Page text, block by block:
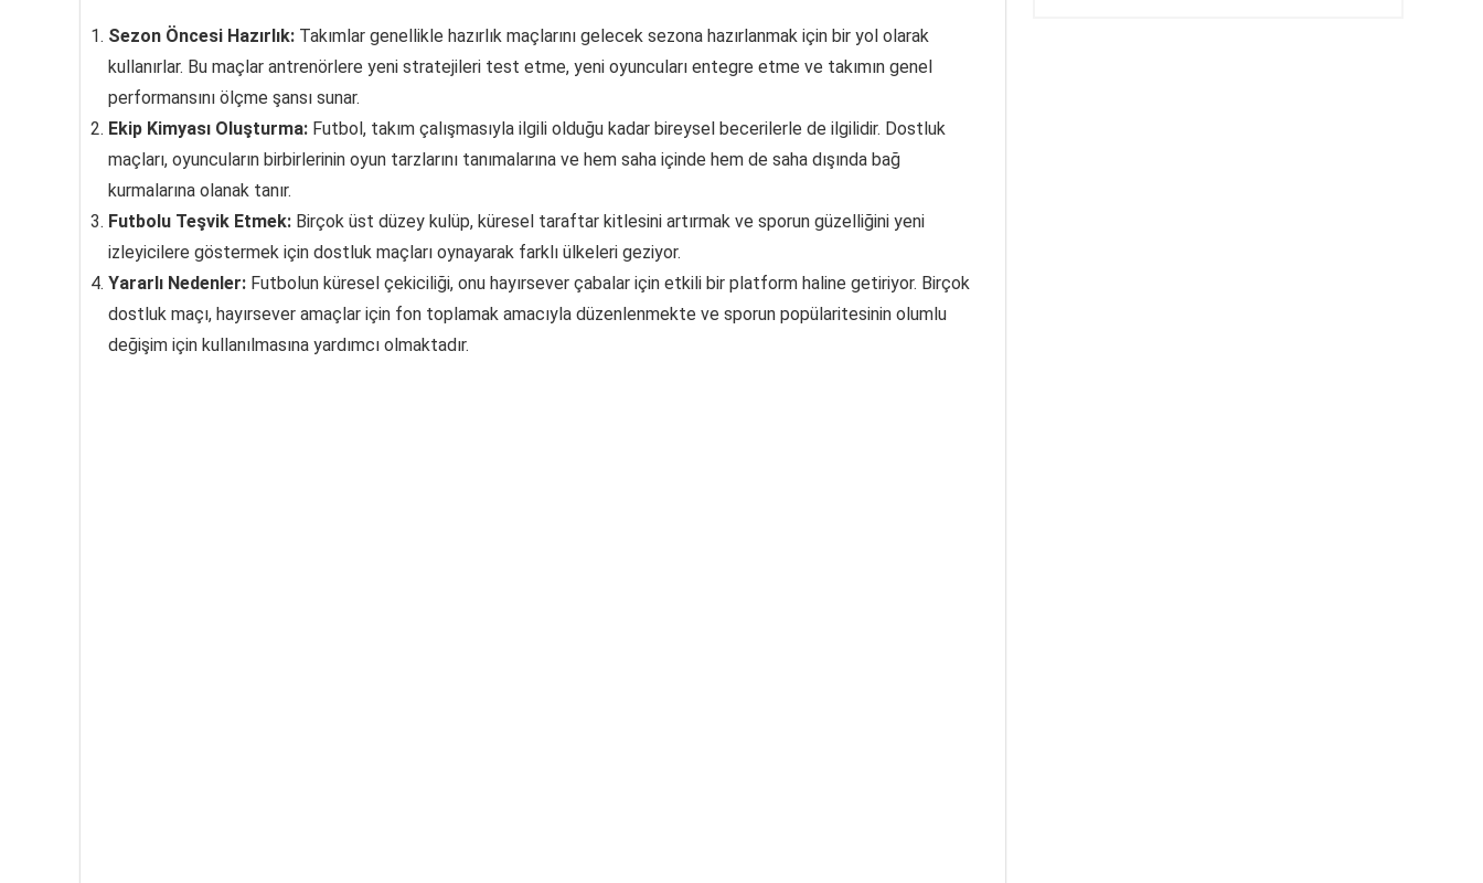
Sezon Öncesi Hazırlık: Takımlar genellikle hazırlık maçlarını gelecek sezona hazırlanmak için bir yol olarak
kullanırlar. Bu maçlar antrenörlere yeni stratejileri test etme, yeni oyuncuları entegre etme ve takımın genel
performansını ölçme şansı sunar.
Ekip Kimyası Oluşturma: Futbol, takım çalışmasıyla ilgili olduğu kadar bireysel becerilerle de ilgilidir. Dostluk
maçları, oyuncuların birbirlerinin oyun tarzlarını tanımalarına ve hem saha içinde hem de saha dışında bağ
kurmalarına olanak tanır.
Futbolu Teşvik Etmek: Birçok üst düzey kulüp, küresel taraftar kitlesini artırmak ve sporun güzelliğini yeni
izleyicilere göstermek için dostluk maçları oynayarak farklı ülkeleri geziyor.
Yararlı Nedenler: Futbolun küresel çekiciliği, onu hayırsever çabalar için etkili bir platform haline getiriyor. Birçok
dostluk maçı, hayırsever amaçlar için fon toplamak amacıyla düzenlenmekte ve sporun popülaritesinin olumlu
değişim için kullanılmasına yardımcı olmaktadır.